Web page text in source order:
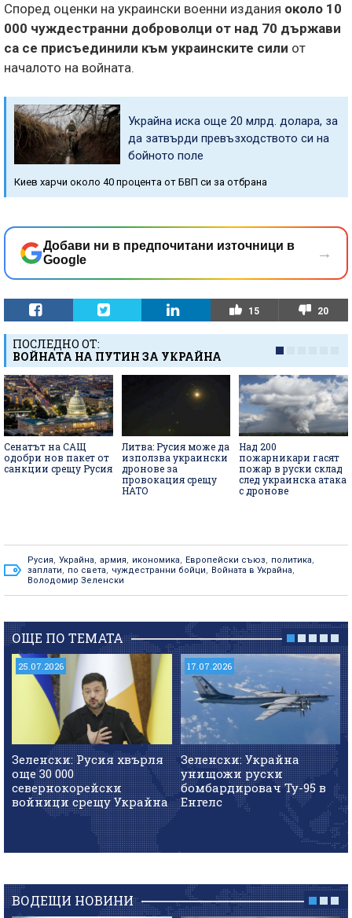
Според оценки на украински военни издания около 10
000 чуждестранни доброволци от над 70 държави
са се присъединили към украинските сили от
началото на войната.
Украйна иска още 20 млрд. долара, за
да затвърди превъзходството си на
бойното поле
Киев харчи около 40 процента от БВП си за отбрана
Добави ни в предпочитани източници в
Google
→
15 20
ПОСЛЕДНО ОТ:
ВОЙНАТА НА ПУТИН ЗА УКРАЙНА
Сенатът на САЩ
одобри нов пакет от
санкции срещу Русия
Литва: Русия може да
използва украински
дронове за
провокация срещу
НАТО
Над 200
пожарникари гасят
пожар в руски склад
след украинска атака
с дронове
Русия, Украйна, армия, икономика, Европейски съюз, политика,
заплати, по света, чуждестранни бойци, Войната в Украйна,
Володомир Зеленски
ОЩЕ ПО ТЕМАТА
25.07.2026
Зеленски: Русия хвърля
още 30 000
севернокорейски
войници срещу Украйна
17.07.2026
Зеленски: Украйна
унищожи руски
бомбардировач Ту-95 в
Енгелс
ВОДЕЩИ НОВИНИ